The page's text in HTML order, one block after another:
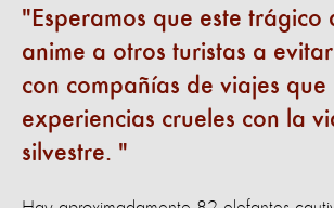
Esperamos que este trágico
anime a otros turistas a
con compañías de viajes que
experiencias crueles con la
silvestre.